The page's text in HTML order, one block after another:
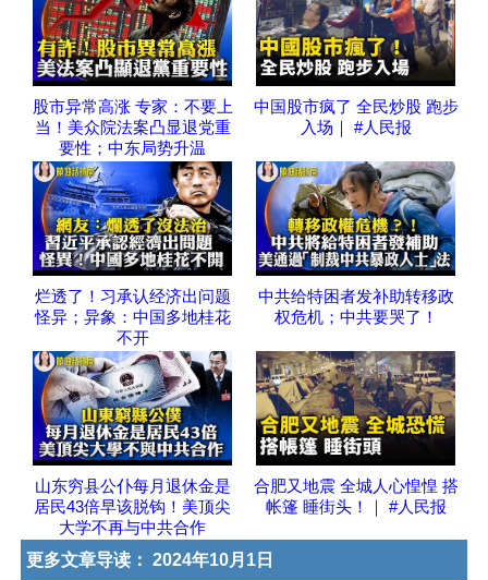
股市异常高涨 专家：不要上
当！美众院法案凸显退党重
要性；中东局势升温
中国股市疯了 全民炒股 跑步
入场｜ #人民报
烂透了！习承认经济出问题
怪异；异象：中国多地桂花
不开
中共给特困者发补助转移政
权危机；中共要哭了！
山东穷县公仆每月退休金是
居民43倍早该脱钩！美顶尖
大学不再与中共合作
合肥又地震 全城人心惶惶 搭
帐篷 睡街头！｜ #人民报
更多文章导读： 2024年10月1日